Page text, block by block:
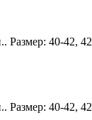
Размер: 40-42,
Размер: 40-42,